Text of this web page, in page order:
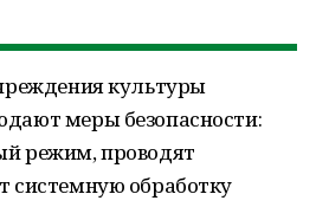
культуры
меры безопасности:
режим, проводят
системную обработку